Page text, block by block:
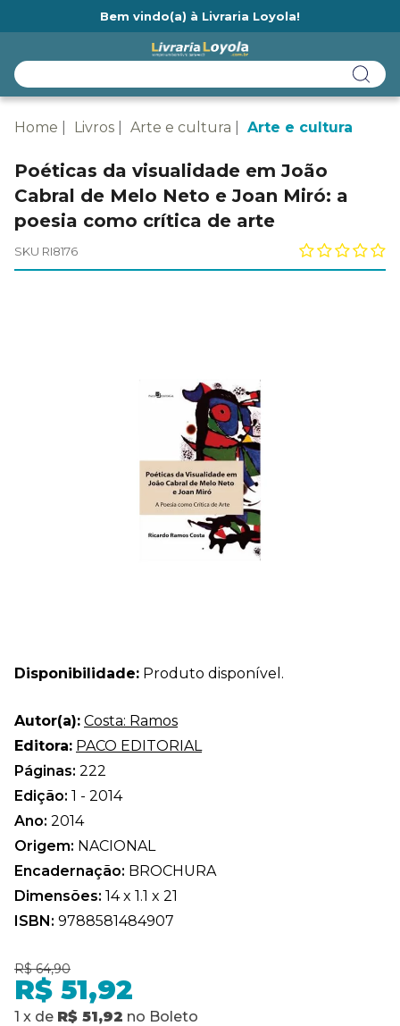
Bem vindo(a) à Livraria Loyola!
Home Livros Arte e cultura Arte e cultura
Poéticas da visualidade em João
Cabral de Melo Neto e Joan Miró: a
poesia como crítica de arte
SKU RI8176
Disponibilidade: Produto disponível.
Autor(a): Costa: Ramos
Editora: PACO EDITORIAL
Páginas: 222
Edição: 1 - 2014
Ano: 2014
Origem: NACIONAL
Encadernação: BROCHURA
Dimensões: 14 x 1.1 x 21
ISBN: 9788581484907
R$ 64,90
R$ 51,92
1 x de R$ 51,92 no Boleto